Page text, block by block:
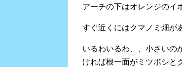
アーチの下はオレンジのイ
すぐ近くにはクマノミ畑が
いるわいるわ、、小さいの
ければ根一面がミツボシと